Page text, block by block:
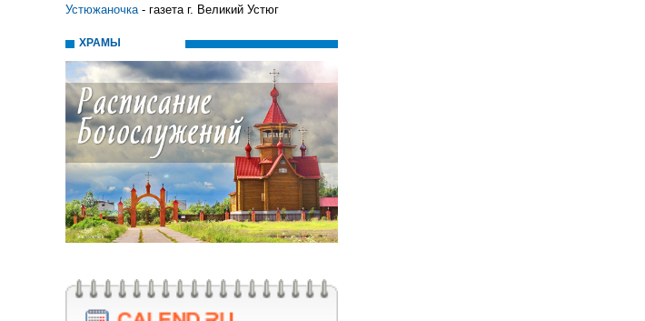
Устюжаночка - газета г. Великий Устюг
ХРАМЫ